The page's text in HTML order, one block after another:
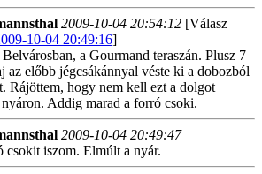
2009-10-04 20:54:12 [Válasz
10-04 20:49:16]
a Gourmand teraszán. Plusz 7
az előbb jégcsákánnyal véste ki a dobozból
Rájöttem, hogy nem kell ezt a dolgot
Addig marad a forró csoki.
2009-10-04 20:49:47
csokit iszom. Elmúlt a nyár.